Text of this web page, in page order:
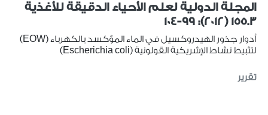
المجلة الدولية لعلم الأحياء الدقيقة للأغذية
155.3 (2012): 99-104
أدوار جذور الهيدروكسيل في الماء المؤكسد بالكهرباء (EOW)
لتثبيط نشاط الإشريكية القولونية (Escherichia coli)
تقرير